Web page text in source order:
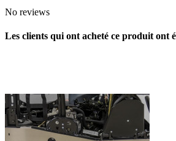
No reviews
Les clients qui ont acheté ce produit ont